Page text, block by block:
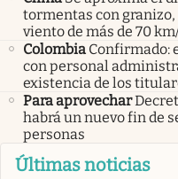
tormentas con
viento de más de 70
Colombia Confirmado:
con personal
existencia de los
Para aprovechar
habrá un nuevo fin de
personas
Últimas noticias